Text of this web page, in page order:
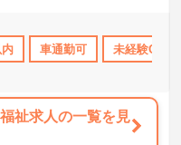
費支給 退職金制度あり
車通勤可 未経験OK
祉求人の一覧を見